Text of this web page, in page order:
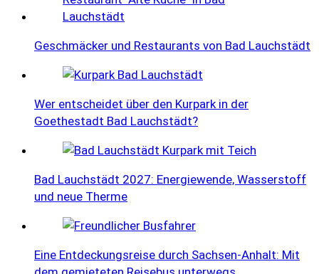
Geschmäcker und Restaurants von Bad Lauchstädt
Wer entscheidet über den Kurpark in der
Goethestadt Bad Lauchstädt?
Bad Lauchstädt 2027: Energiewende, Wasserstoff
und neue Therme
Eine Entdeckungsreise durch Sachsen-Anhalt: Mit